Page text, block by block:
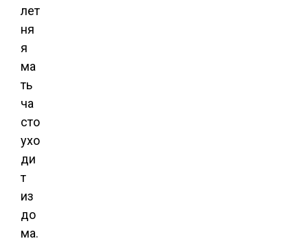
лет
ня
я
ма
ть
ча
сто
ухо
ди
т
из
до
ма.